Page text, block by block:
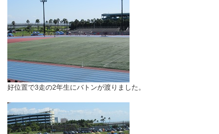
好位置で3走の2年生にバトンが渡りました。